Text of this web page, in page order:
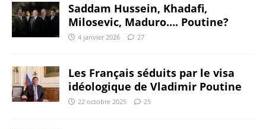
Saddam Hussein, Khadafi,
Milosevic, Maduro…. Poutine?
4 janvier 2026 27
Les Français séduits par le visa
idéologique de Vladimir Poutine
22 octobre 2025 25